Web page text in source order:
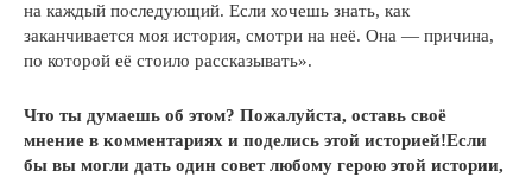
на каждый последующий. Если хочешь знать, как
заканчивается моя история, смотри на неё. Она — причина,
по которой её стоило рассказывать».
Что ты думаешь об этом? Пожалуйста, оставь своё
мнение в комментариях и поделись этой историей!Если
бы вы могли дать один совет любому герою этой истории,